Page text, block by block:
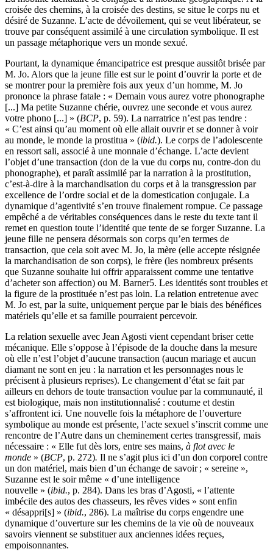
croisée des chemins, à la croisée des destins, se situe le corps nu et
désiré de Suzanne. L’acte de dévoilement, qui se veut libérateur, se
trouve par conséquent assimilé à une circulation symbolique. Il est
un passage métaphorique vers un monde sexué.
Pourtant, la dynamique émancipatrice est presque aussitôt brisée par
M. Jo. Alors que la jeune fille est sur le point d’ouvrir la porte et de
se montrer pour la première fois aux yeux d’un homme, M. Jo
prononce la phrase fatale : « Demain vous aurez votre phonographe
[...] Ma petite Suzanne chérie, ouvrez une seconde et vous aurez
votre phono [...] » (BCP, p. 59). La narratrice n’est pas tendre :
« C’est ainsi qu’au moment où elle allait ouvrir et se donner à voir
au monde, le monde la prostitua » (ibid.). Le corps de l’adolescente
en ressort sali, associé à une monnaie d’échange. L’acte devient
l’objet d’une transaction (don de la vue du corps nu, contre-don du
phonographe), et paraît assimilé par la narration à la prostitution,
c’est-à-dire à la marchandisation du corps et à la transgression par
excellence de l’ordre social et de la domestication conjugale. La
dynamique d’agentivité s’en trouve finalement rompue. Ce passage
empêché a de véritables conséquences dans le reste du texte tant il
remet en question toute l’identité que tente de se forger Suzanne. La
jeune fille ne pensera désormais son corps qu’en termes de
transaction, que cela soit avec M. Jo, la mère (elle accepte résignée
la marchandisation de son corps), le frère (les nombreux présents
que Suzanne souhaite lui offrir apparaissent comme une tentative
d’acheter son affection) ou M. Barner5. Les identités sont troubles et
la figure de la prostituée n’est pas loin. La relation entretenue avec
M. Jo est, par la suite, uniquement perçue par le biais des bénéfices
matériels qu’elle et sa famille pourraient percevoir.
La relation sexuelle avec Jean Agosti vient cependant briser cette
mécanique. Elle s’oppose à l’épisode de la douche dans la mesure
où elle n’est l’objet d’aucune transaction (aucun mariage et aucun
diamant ne sont en jeu : la narration et les personnages nous le
précisent à plusieurs reprises). Le changement d’état se fait par
ailleurs en dehors de toute transaction voulue par la communauté, il
est biologique, mais non institutionnalisé : coutume et destin
s’affrontent ici. Une nouvelle fois la métaphore de l’ouverture
symbolique au monde est présente, l’acte sexuel s’inscrit comme une
rencontre de l’Autre dans un cheminement certes transgressif, mais
nécessaire : « Elle fut dès lors, entre ses mains, à flot avec le
monde » (BCP, p. 272). Il ne s’agit plus ici d’un don corporel contre
un don matériel, mais bien d’un échange de savoir ; « sereine »,
Suzanne est le soir même « d’une intelligence
nouvelle » (ibid., p. 284). Dans les bras d’Agosti, « l’attente
imbécile des autos des chasseurs, les rêves vides » sont enfin
« désappri[s] » (ibid., 286). La maîtrise du corps engendre une
dynamique d’ouverture sur les chemins de la vie où de nouveaux
savoirs viennent se substituer aux anciennes idées reçues,
empoisonnantes.